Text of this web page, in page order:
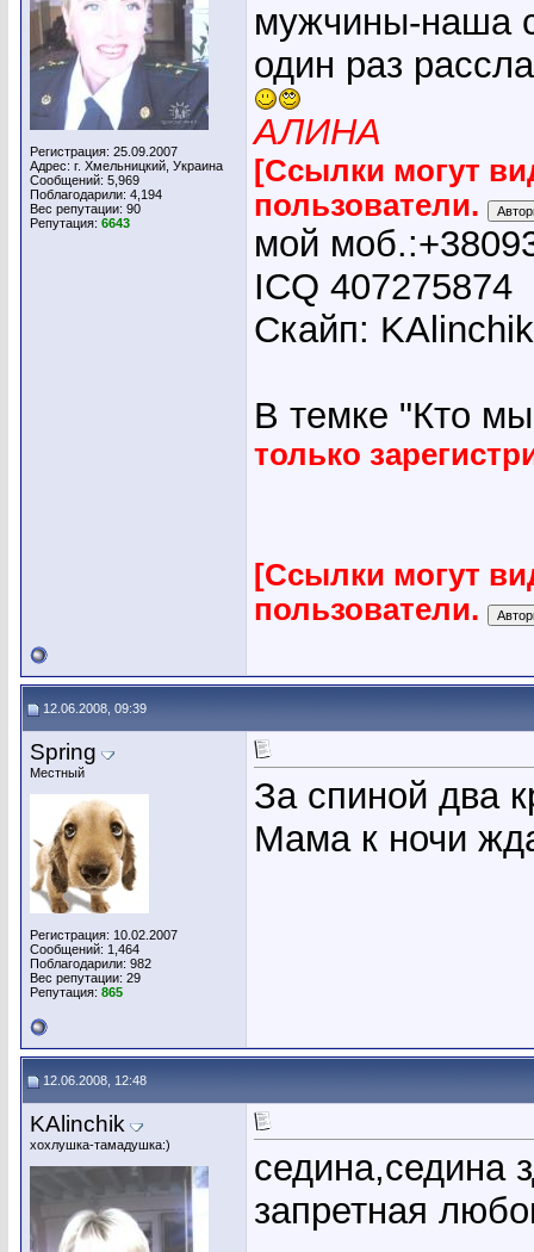
Регистрация: 25.09.2007
Адрес: г. Хмельницкий, Украина
Сообщений: 5,969
Поблагодарили: 4,194
Вес репутации: 90
Репутация: 6643
мужчины-наша
один раз
АЛИНА
[Ссылки могут
пользователи.
мой
ICQ 407275874
Скайп:
В темке "Кто
только
[Ссылки могут
пользователи.
12.06.2008, 09:39
Spring
Местный
Регистрация: 10.02.2007
Сообщений: 1,464
Поблагодарили: 982
Вес репутации: 29
Репутация: 865
За спиной два
Мама к ночи
12.06.2008, 12:48
KAlinchik
хохлушка-тамадушка:)
седина,седина
запретная